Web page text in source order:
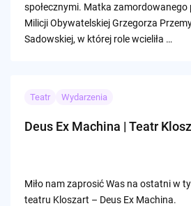
społecznymi. Matka
Milicji Obywatelskiej Grzegorza
Sadowskiej, w której role wcieliła …
Teatr Wydarzenia
Deus Ex Machina | Teatr
Miło nam zaprosić Was na ostatni w
teatru Kloszart – Deus Ex Machina.